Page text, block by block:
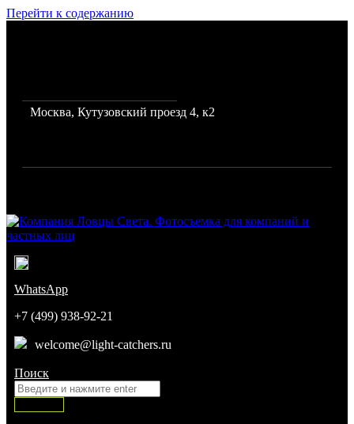
Перейти к содержанию
Москва, Кутузовский проезд 4, к2
WhatsApp
+7 (499) 938-92-21
welcome@light-catchers.ru
Поиск